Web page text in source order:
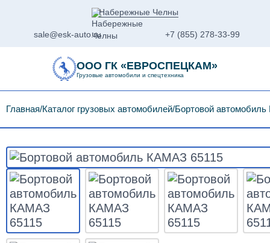
Набережные Челны
sale@esk-auto.ru +7 (855) 278-33-99
ООО ГК «ЕВРОСПЕЦКАМ»
Грузовые автомобили и спецтехника
Главная Каталог грузовых автомобилей Бортовой